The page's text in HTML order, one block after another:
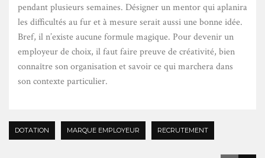
pendant plusieurs semaines. Désigner un mentor qui aplanira
les difficultés au fur et à mesure serait aussi une bonne idée.
Bref, il n’existe aucune formule magique. Pour devenir un
employeur de choix, il faut faire preuve de créativité, bien
connaître son organisation et savoir ce qui marchera dans
son contexte particulier.
DOTATION MARQUE EMPLOYEUR RECRUTEMENT